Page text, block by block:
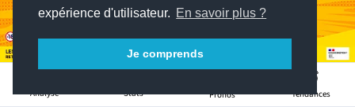
expérience d'utilisateur. En savoir plus ?
Je comprends
Analyse Stats Pronos Tendances
Sport
Parions Sport
Lotofoot 7